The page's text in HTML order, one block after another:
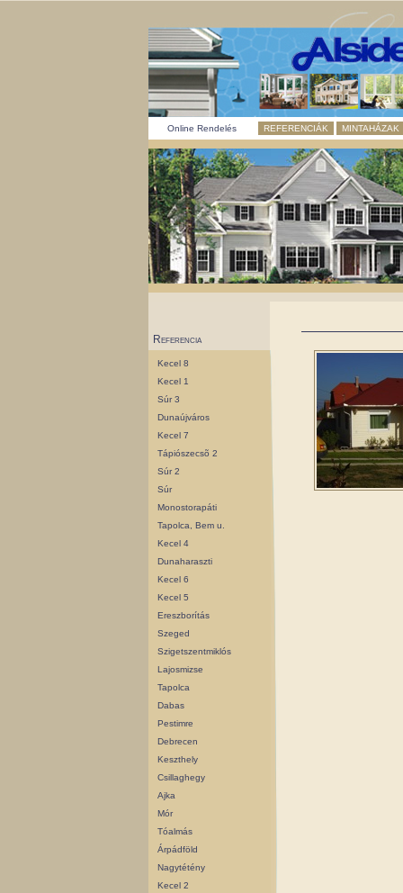
Online Rendelés REFERENCIÁK MINTAHÁZAK
Referencia
Kecel 8
Kecel 1
Súr 3
Dunaújváros
Kecel 7
Tápiószecsõ 2
Súr 2
Súr
Monostorapáti
Tapolca, Bem u.
Kecel 4
Dunaharaszti
Kecel 6
Kecel 5
Ereszborítás
Szeged
Szigetszentmiklós
Lajosmizse
Tapolca
Dabas
Pestimre
Debrecen
Keszthely
Csillaghegy
Ajka
Mór
Tóalmás
Árpádföld
Nagytétény
Kecel 2